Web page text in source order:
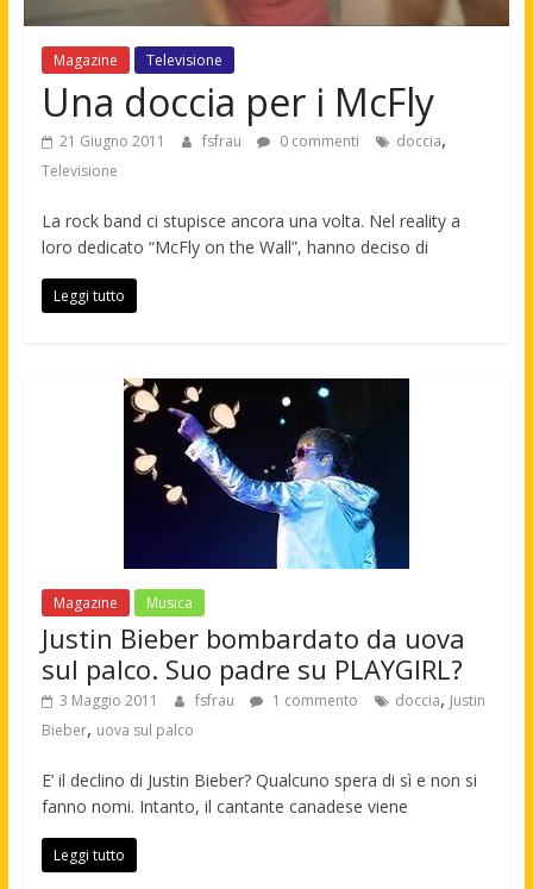
Magazine Televisione
Una doccia per i McFly
21 Giugno 2011 fsfrau 0 commenti doccia,
Televisione
La rock band ci stupisce ancora una volta. Nel reality a
loro dedicato “McFly on the Wall”, hanno deciso di
Leggi tutto
Magazine Musica
Justin Bieber bombardato da uova
sul palco. Suo padre su PLAYGIRL?
3 Maggio 2011 fsfrau 1 commento doccia, Justin
Bieber, uova sul palco
E’ il declino di Justin Bieber? Qualcuno spera di sì e non si
fanno nomi. Intanto, il cantante canadese viene
Leggi tutto